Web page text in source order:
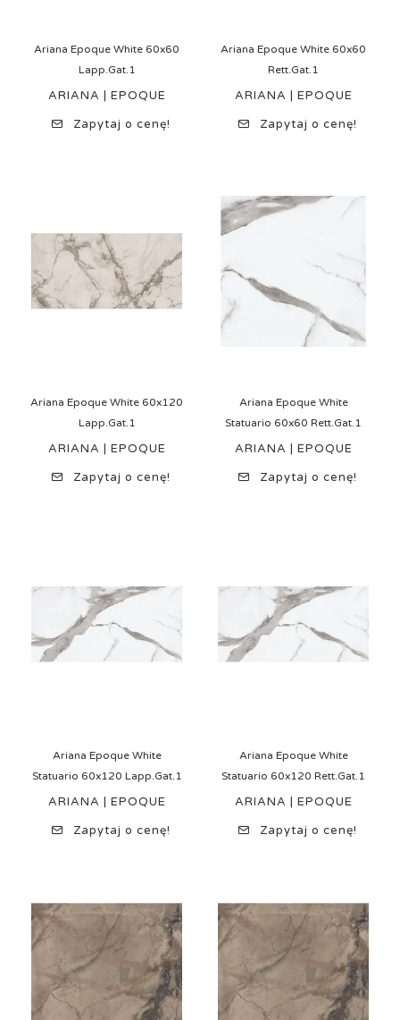
Ariana Epoque White 60x60
Lapp.Gat.1
ARIANA | EPOQUE
Zapytaj o cenę!
Ariana Epoque White 60x60
Rett.Gat.1
ARIANA | EPOQUE
Zapytaj o cenę!
Ariana Epoque White 60x120
Lapp.Gat.1
ARIANA | EPOQUE
Zapytaj o cenę!
Ariana Epoque White
Statuario 60x60 Rett.Gat.1
ARIANA | EPOQUE
Zapytaj o cenę!
Ariana Epoque White
Statuario 60x120 Lapp.Gat.1
ARIANA | EPOQUE
Zapytaj o cenę!
Ariana Epoque White
Statuario 60x120 Rett.Gat.1
ARIANA | EPOQUE
Zapytaj o cenę!